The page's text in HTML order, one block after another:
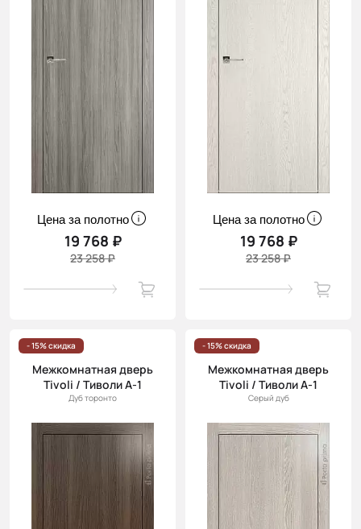
Цена за полотно
19 768 ₽
23 258 ₽
Цена за полотно
19 768 ₽
23 258 ₽
- 15% скидка
Межкомнатная дверь
Tivoli / Тиволи А-1
Дуб торонто
- 15% скидка
Межкомнатная дверь
Tivoli / Тиволи А-1
Серый дуб